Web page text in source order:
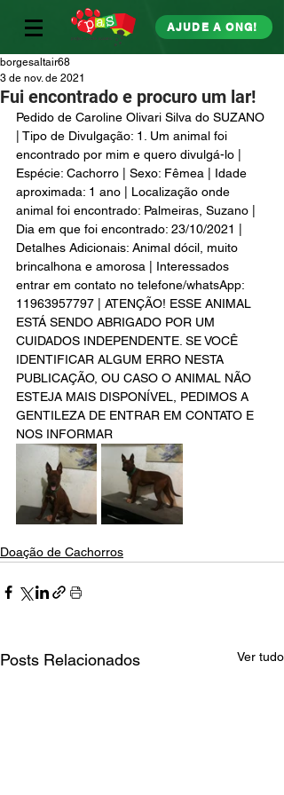
AJUDE A ONG!
Fui encontrado e procuro um lar!
borgesaltair68
3 de nov. de 2021
Pedido de Caroline Olivari Silva do SUZANO
| Tipo de Divulgação: 1. Um animal foi
encontrado por mim e quero divulgá-lo |
Espécie: Cachorro | Sexo: Fêmea | Idade
aproximada: 1 ano | Localização onde
animal foi encontrado: Palmeiras, Suzano |
Dia em que foi encontrado: 23/10/2021 |
Detalhes Adicionais: Animal dócil, muito
brincalhona e amorosa | Interessados
entrar em contato no telefone/whatsApp:
11963957797 | ATENÇÃO! ESSE ANIMAL
ESTÁ SENDO ABRIGADO POR UM
CUIDADOS INDEPENDENTE. SE VOCÊ
IDENTIFICAR ALGUM ERRO NESTA
PUBLICAÇÃO, OU CASO O ANIMAL NÃO
ESTEJA MAIS DISPONÍVEL, PEDIMOS A
GENTILEZA DE ENTRAR EM CONTATO E
NOS INFORMAR
Doação de Cachorros
Posts Relacionados Ver tudo